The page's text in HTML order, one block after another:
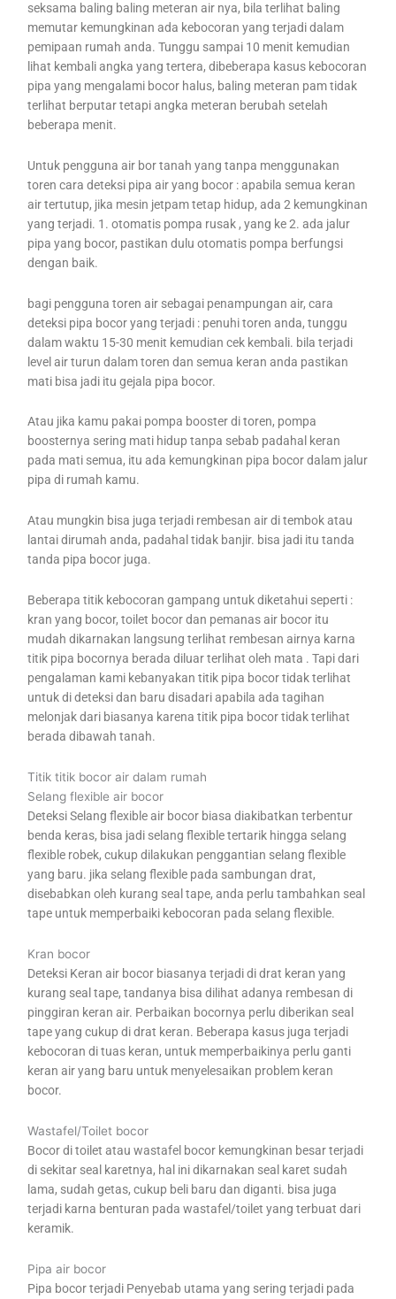
seksama baling baling meteran air nya, bila terlihat baling
memutar kemungkinan ada kebocoran yang terjadi dalam
pemipaan rumah anda. Tunggu sampai 10 menit kemudian
lihat kembali angka yang tertera, dibeberapa kasus kebocoran
pipa yang mengalami bocor halus, baling meteran pam tidak
terlihat berputar tetapi angka meteran berubah setelah
beberapa menit.
Untuk pengguna air bor tanah yang tanpa menggunakan
toren cara deteksi pipa air yang bocor : apabila semua keran
air tertutup, jika mesin jetpam tetap hidup, ada 2 kemungkinan
yang terjadi. 1. otomatis pompa rusak , yang ke 2. ada jalur
pipa yang bocor, pastikan dulu otomatis pompa berfungsi
dengan baik.
bagi pengguna toren air sebagai penampungan air, cara
deteksi pipa bocor yang terjadi : penuhi toren anda, tunggu
dalam waktu 15-30 menit kemudian cek kembali. bila terjadi
level air turun dalam toren dan semua keran anda pastikan
mati bisa jadi itu gejala pipa bocor.
Atau jika kamu pakai pompa booster di toren, pompa
boosternya sering mati hidup tanpa sebab padahal keran
pada mati semua, itu ada kemungkinan pipa bocor dalam jalur
pipa di rumah kamu.
Atau mungkin bisa juga terjadi rembesan air di tembok atau
lantai dirumah anda, padahal tidak banjir. bisa jadi itu tanda
tanda pipa bocor juga.
Beberapa titik kebocoran gampang untuk diketahui seperti :
kran yang bocor, toilet bocor dan pemanas air bocor itu
mudah dikarnakan langsung terlihat rembesan airnya karna
titik pipa bocornya berada diluar terlihat oleh mata . Tapi dari
pengalaman kami kebanyakan titik pipa bocor tidak terlihat
untuk di deteksi dan baru disadari apabila ada tagihan
melonjak dari biasanya karena titik pipa bocor tidak terlihat
berada dibawah tanah.
Titik titik bocor air dalam rumah
Selang flexible air bocor
Deteksi Selang flexible air bocor biasa diakibatkan terbentur
benda keras, bisa jadi selang flexible tertarik hingga selang
flexible robek, cukup dilakukan penggantian selang flexible
yang baru. jika selang flexible pada sambungan drat,
disebabkan oleh kurang seal tape, anda perlu tambahkan seal
tape untuk memperbaiki kebocoran pada selang flexible.
Kran bocor
Deteksi Keran air bocor biasanya terjadi di drat keran yang
kurang seal tape, tandanya bisa dilihat adanya rembesan di
pinggiran keran air. Perbaikan bocornya perlu diberikan seal
tape yang cukup di drat keran. Beberapa kasus juga terjadi
kebocoran di tuas keran, untuk memperbaikinya perlu ganti
keran air yang baru untuk menyelesaikan problem keran
bocor.
Wastafel/Toilet bocor
Bocor di toilet atau wastafel bocor kemungkinan besar terjadi
di sekitar seal karetnya, hal ini dikarnakan seal karet sudah
lama, sudah getas, cukup beli baru dan diganti. bisa juga
terjadi karna benturan pada wastafel/toilet yang terbuat dari
keramik.
Pipa air bocor
Pipa bocor terjadi Penyebab utama yang sering terjadi pada